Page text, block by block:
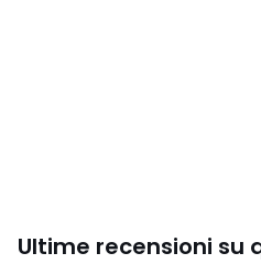
Ultime recensioni su